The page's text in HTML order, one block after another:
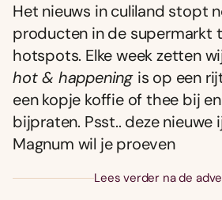
Het nieuws in culiland stopt
producten in de supermarkt
hotspots. Elke week zetten
hot & happening is op een
een kopje koffie of thee bij
bijpraten. Psst.. deze nieuwe
Magnum wil je proeven
Lees verder na de